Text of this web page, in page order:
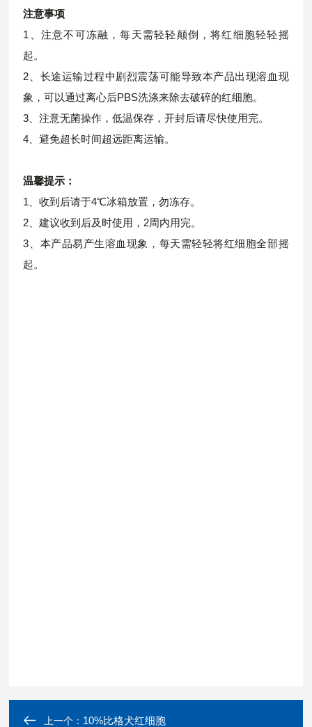
注意事项
1、注意不可冻融，每天需轻轻颠倒，将红细胞轻轻摇
起。
2、长途运输过程中剧烈震荡可能导致本产品出现溶血现
象，可以通过离心后PBS洗涤来除去破碎的红细胞。
3、注意无菌操作，低温保存，开封后请尽快使用完。
4、避免超长时间超远距离运输。
温馨提示：
1、收到后请于4℃冰箱放置，勿冻存。
2、建议收到后及时使用，2周内用完。
3、本产品易产生溶血现象，每天需轻轻将红细胞全部摇
起。
上一个： 10%比格犬红细胞